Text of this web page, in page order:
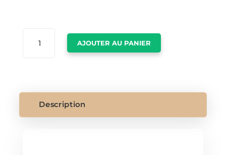
AJOUTER AU PANIER
Description